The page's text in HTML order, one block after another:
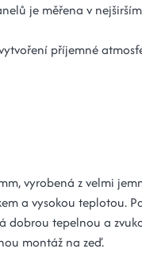
je měřena v nejširším
příjemné
vyrobená z velmi
a vysokou teplotou.
dobrou tepelnou a
montáž na zeď.